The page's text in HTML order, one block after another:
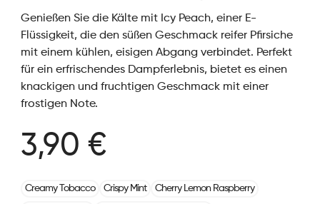
Genießen Sie die Kälte mit Icy Peach, einer E-
Flüssigkeit, die den süßen Geschmack reifer Pfirsiche
mit einem kühlen, eisigen Abgang verbindet. Perfekt
für ein erfrischendes Dampferlebnis, bietet es einen
knackigen und fruchtigen Geschmack mit einer
frostigen Note.
3,90 €
Creamy Tobacco Crispy Mint Cherry Lemon Raspberry